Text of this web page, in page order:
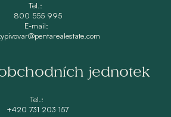
Tel.:
800 555 995
E-mail:
jednotek
Tel.:
+420 731 203 157